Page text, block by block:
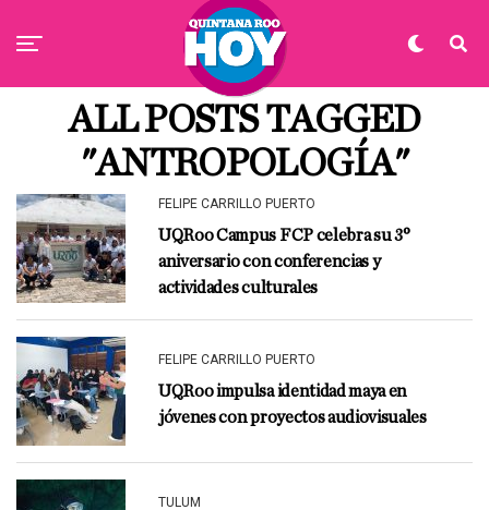
ALL POSTS TAGGED
"ANTROPOLOGÍA"
FELIPE CARRILLO PUERTO
UQRoo Campus FCP celebra su 3°
aniversario con conferencias y
actividades culturales
FELIPE CARRILLO PUERTO
UQRoo impulsa identidad maya en
jóvenes con proyectos audiovisuales
TULUM